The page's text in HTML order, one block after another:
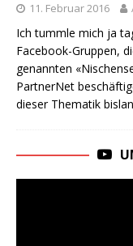
11. Februar 2016
Ich tummle mich ja
Facebook-Gruppen,
genannten
PartnerNet
dieser Thematik